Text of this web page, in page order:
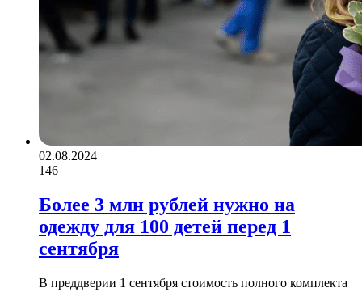
02.08.2024
146
Более 3 млн рублей нужно на
одежду для 100 детей перед 1
сентября
В преддверии 1 сентября стоимость полного комплекта